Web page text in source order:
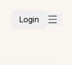
Login